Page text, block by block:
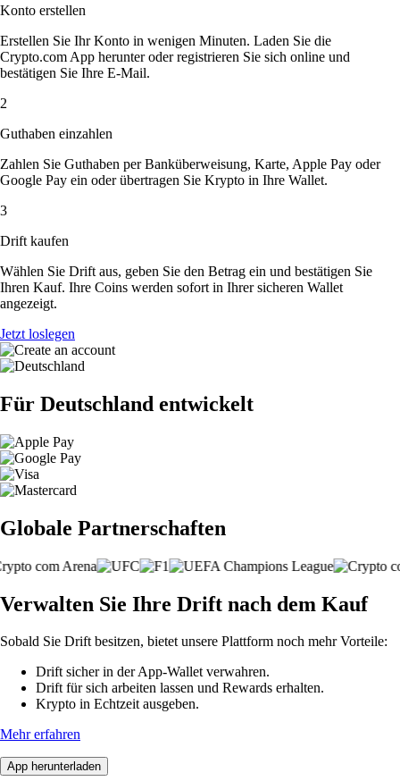
Konto erstellen
Erstellen Sie Ihr Konto in wenigen Minuten. Laden Sie die
Crypto.com App herunter oder registrieren Sie sich online und
bestätigen Sie Ihre E-Mail.
2
Guthaben einzahlen
Zahlen Sie Guthaben per Banküberweisung, Karte, Apple Pay oder
Google Pay ein oder übertragen Sie Krypto in Ihre Wallet.
3
Drift kaufen
Wählen Sie Drift aus, geben Sie den Betrag ein und bestätigen Sie
Ihren Kauf. Ihre Coins werden sofort in Ihrer sicheren Wallet
angezeigt.
Jetzt loslegen
Für Deutschland entwickelt
Globale Partnerschaften
Verwalten Sie Ihre Drift nach dem Kauf
Sobald Sie Drift besitzen, bietet unsere Plattform noch mehr Vorteile:
Drift sicher in der App-Wallet verwahren.
Drift für sich arbeiten lassen und Rewards erhalten.
Krypto in Echtzeit ausgeben.
Mehr erfahren
App herunterladen